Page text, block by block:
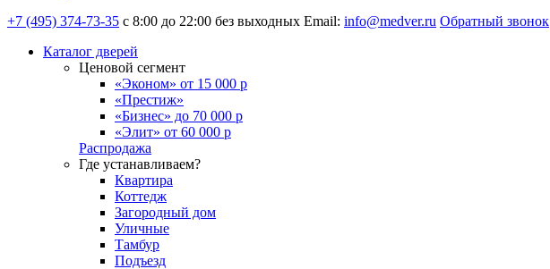
+7 (495) 374-73-35 с 8:00 до 22:00 без выходных Email: info@medver.ru Обратный звонок
Каталог дверей
Ценовой сегмент
«Эконом» от 15 000 р
«Престиж»
«Бизнес» до 70 000 р
«Элит» от 60 000 р
Распродажа
Где устанавливаем?
Квартира
Коттедж
Загородный дом
Уличные
Тамбур
Подъезд